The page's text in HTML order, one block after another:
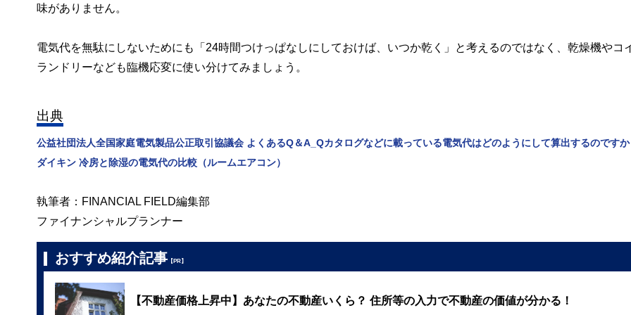
味がありません。
電気代を無駄にしないためにも「24時間つけっぱなしにしておけば、いつか乾く」と考えるのではなく、乾燥機やコ
ランドリーなども臨機応変に使い分けてみましょう。
出典
公益社団法人全国家庭電気製品公正取引協議会 よくあるQ＆A_Qカタログなどに載っている電気代はどのようにして算出するのですか
ダイキン 冷房と除湿の電気代の比較（ルームエアコン）
執筆者：FINANCIAL FIELD編集部
ファイナンシャルプランナー
おすすめ紹介記事 【PR】
【不動産価格上昇中】あなたの不動産いくら？ 住所等の入力で不動産の価値が分かる！